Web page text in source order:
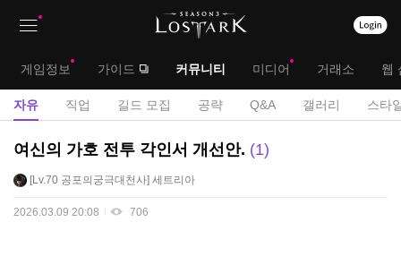
대
메
뉴
게임정보 가이드 커뮤니티 미디어 거래소 웹
서
자유 직업 길드 모집 공략 Q&A 갤러리 스타
자
게
여신의 가호 전투 각인서 개선안. 1
Lv.70 공포의궁극대천사 세트리아
2026.03.09 20:08 706